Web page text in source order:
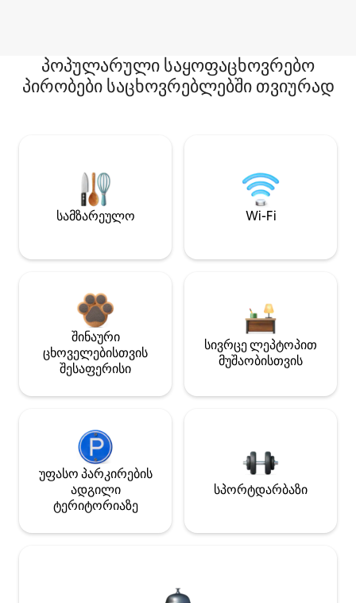
პოპულარული საყოფაცხოვრებო
პირობები საცხოვრებლებში თვიურად
სამზარეულო Wi-Fi
შინაური
ცხოველებისთვის
შესაფერისი
სივრცე ლეპტოპით
მუშაობისთვის
უფასო პარკირების
ადგილი
ტერიტორიაზე
სპორტდარბაზი